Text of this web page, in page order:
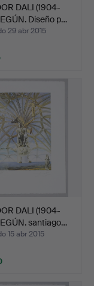
DALI (1904-
Diseño p…
29 abr 2015
DALI (1904-
santiago…
15 abr 2015